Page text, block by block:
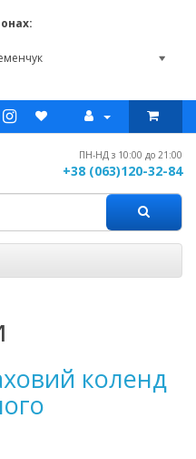
ПН-НД з 10:00 до 21:00
+38 (063)120-32-84
коленд